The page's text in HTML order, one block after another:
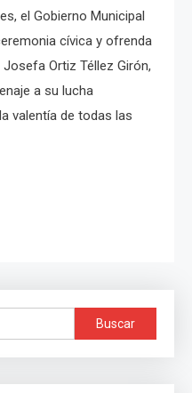
el Gobierno Municipal
cívica y ofrenda
Ortiz Téllez Girón,
a su lucha
valentía de todas las
Buscar: